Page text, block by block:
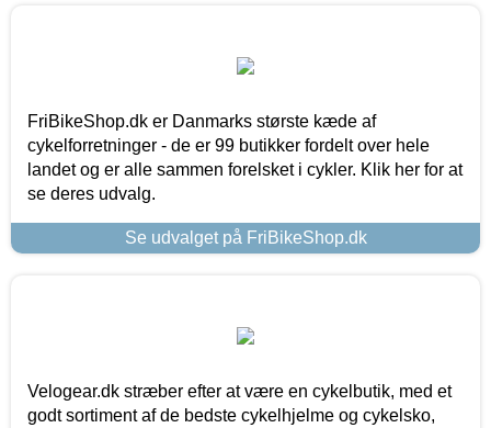
FriBikeShop.dk er Danmarks største kæde af
cykelforretninger - de er 99 butikker fordelt over hele
landet og er alle sammen forelsket i cykler. Klik her for at
se deres udvalg.
Se udvalget på FriBikeShop.dk
Velogear.dk stræber efter at være en cykelbutik, med et
godt sortiment af de bedste cykelhjelme og cykelsko,